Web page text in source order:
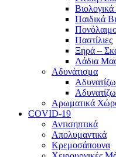
Βιολογικά
Παιδικά
Παστίλιες
Ξηρά –
Λάδια
Αδυνάτισμα
Αρωματικά
COVID-19
Αντισηπτικά
Απολυμαντικά
Κρεμοσάπουνα